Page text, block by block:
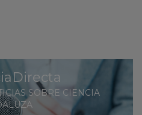
SOBRE CIENCIA